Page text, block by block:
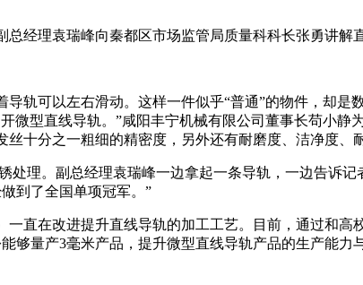
总经理袁瑞峰向秦都区市场监管局质量科科长张勇讲解
轨可以左右滑动。这样一件似乎“普通”的物件，却
微型直线导轨。”咸阳丰宁机械有限公司董事长苟小
十分之一粗细的精密度，另外还有耐磨度、洁净度、
处理。副总经理袁瑞峰一边拿起一条导轨，一边告诉
到了全国单项冠军。”
直在改进提升直线导轨的加工工艺。目前，通过和
够量产3毫米产品，提升微型直线导轨产品的生产能